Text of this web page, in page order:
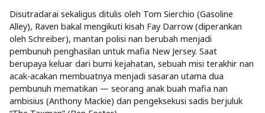
Disutradarai sekaligus ditulis oleh Tom Sierchio (Gasoline
Alley), Raven bakal mengikuti kisah Fay Darrow (diperankan
oleh Schreiber), mantan polisi nan berubah menjadi
pembunuh penghasilan untuk mafia New Jersey. Saat
berupaya keluar dari bumi kejahatan, sebuah misi terakhir nan
acak-acakan membuatnya menjadi sasaran utama dua
pembunuh mematikan — seorang anak buah mafia nan
ambisius (Anthony Mackie) dan pengeksekusi sadis berjuluk